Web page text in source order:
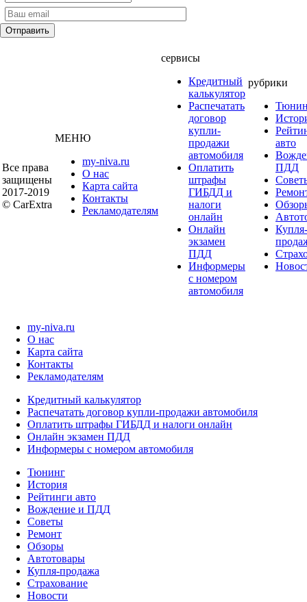
Все права
защищены
2017-2019
© CarExtra
МЕНЮ
my-niva.ru
О нас
Карта сайта
Контакты
Рекламодателям
сервисы
Кредитный
калькулятор
Распечатать
договор
купли-
продажи
автомобиля
Оплатить
штрафы
ГИБДД и
налоги
онлайн
Онлайн
экзамен
ПДД
Информеры
с номером
автомобиля
рубрики
авто
ПДД
Купля-
my-niva.ru
О нас
Карта сайта
Контакты
Рекламодателям
Кредитный калькулятор
Распечатать договор купли-продажи автомобиля
Оплатить штрафы ГИБДД и налоги онлайн
Онлайн экзамен ПДД
Информеры с номером автомобиля
Тюнинг
История
Рейтинги авто
Вождение и ПДД
Советы
Ремонт
Обзоры
Автотовары
Купля-продажа
Страхование
Новости